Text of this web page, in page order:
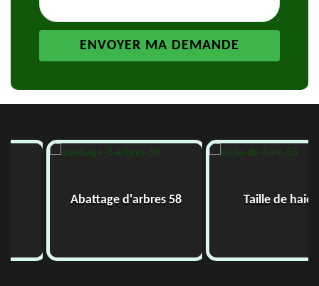
Abattage d'arbres 58 Taille de haie